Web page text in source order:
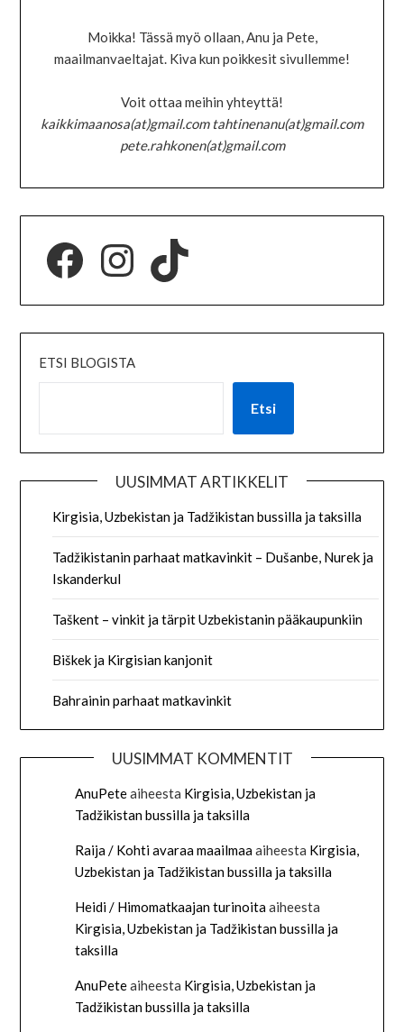
Moikka! Tässä myö ollaan, Anu ja Pete,
maailmanvaeltajat. Kiva kun poikkesit sivullemme!
Voit ottaa meihin yhteyttä!
kaikkimaanosa(at)gmail.com tahtinenanu(at)gmail.com
pete.rahkonen(at)gmail.com
ETSI BLOGISTA
Etsi
UUSIMMAT ARTIKKELIT
Kirgisia, Uzbekistan ja Tadžikistan bussilla ja taksilla
Tadžikistanin parhaat matkavinkit – Dušanbe, Nurek ja
Iskanderkul
Taškent – vinkit ja tärpit Uzbekistanin pääkaupunkiin
Biškek ja Kirgisian kanjonit
Bahrainin parhaat matkavinkit
UUSIMMAT KOMMENTIT
AnuPeteaiheesta Kirgisia, Uzbekistan ja
Tadžikistan bussilla ja taksilla
Raija / Kohti avaraa maailmaaaiheesta Kirgisia,
Uzbekistan ja Tadžikistan bussilla ja taksilla
Heidi / Himomatkaajan turinoitaaiheesta
Kirgisia, Uzbekistan ja Tadžikistan bussilla ja
taksilla
AnuPeteaiheesta Kirgisia, Uzbekistan ja
Tadžikistan bussilla ja taksilla